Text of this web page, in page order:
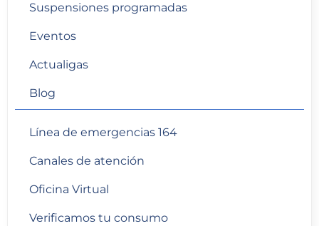
Suspensiones programadas
Eventos
Actualigas
Blog
Línea de emergencias 164
Canales de atención
Oficina Virtual
Verificamos tu consumo